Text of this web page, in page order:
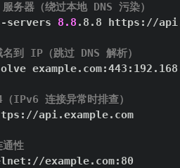
务器（绕过本地 DNS 污染）
servers 8.8
到 IP（跳过 DNS 解析）
IPv6 连接异常时排查）
性
example.com:80